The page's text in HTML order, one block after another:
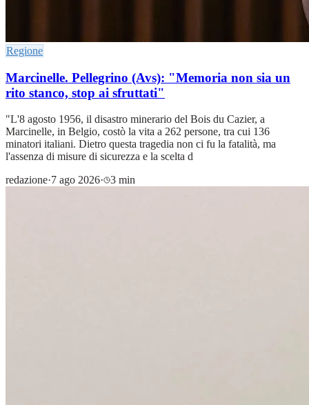
Regione
Marcinelle. Pellegrino (Avs): "Memoria non sia un
rito stanco, stop ai sfruttati"
"L'8 agosto 1956, il disastro minerario del Bois du Cazier, a
Marcinelle, in Belgio, costò la vita a 262 persone, tra cui 136
minatori italiani. Dietro questa tragedia non ci fu la fatalità, ma
l'assenza di misure di sicurezza e la scelta d
redazione·7 ago 2026· 3 min